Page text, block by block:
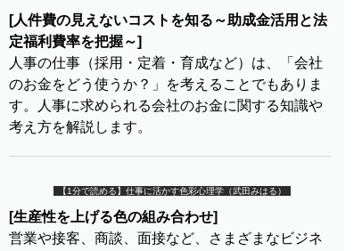
[人件費の見えないコストを知る～助成金活用と法
定福利費率を把握～]
人事の仕事（採用・定着・育成など）は、「会社
のお金をどう使うか？」を考えることでもありま
す。人事に求められる会社のお金に関する知識や
考え方を解説します。
【1分で読める】仕事に活かす色彩心理学（武田みはる）
[生産性を上げる色の組み合わせ]
営業や接客、商談、面接など、さまざまなビジネ